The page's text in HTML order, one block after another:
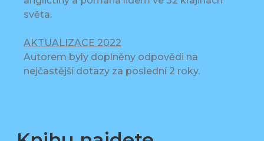
světa.
AKTUALIZACE 2022
Autorem byly doplněny odpovědi na
nejčastější dotazy za poslední 2 roky.